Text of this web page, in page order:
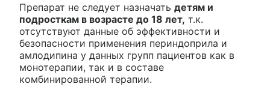
Препарат не следует назначать детям и
подросткам в возрасте до 18 лет, т.к.
отсутствуют данные об эффективности и
безопасности применения периндоприла и
амлодипина у данных групп пациентов как в
монотерапии, так и в составе
комбинированной терапии.